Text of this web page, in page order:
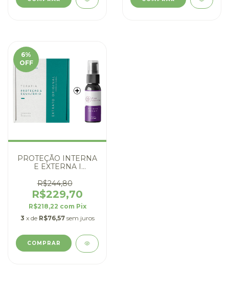
6%
OFF
PROTEÇÃO INTERNA
E EXTERNA I
& EQUILÍBRIO COM
CLINIC SPRAY
R$244,80
R$229,70
R$218,22 com Pix
3 x de R$76,57 sem juros